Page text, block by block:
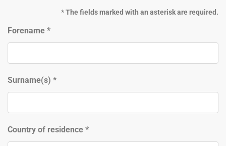
* The fields marked with an asterisk are required.
Forename *
Surname(s) *
Country of residence *